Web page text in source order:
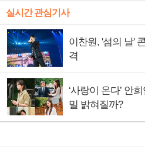
실시간 관심기사
이찬원, '섬의 날'
격
‘사랑이 온다’ 안
밀 밝혀질까?